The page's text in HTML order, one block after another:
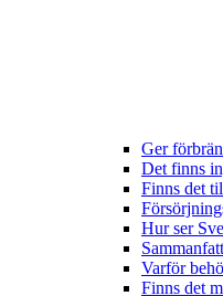
Ger
Det finns
Finns det
Hur ser
Varför
Finns det